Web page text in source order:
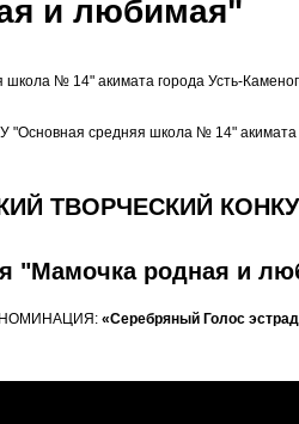
и любимая"
школа № 14" акимата города Усть-
"Основная средняя школа № 14" акимата
ТВОРЧЕСКИЙ
"Мамочка родная и
НОМИНАЦИЯ: «Серебряный Голос